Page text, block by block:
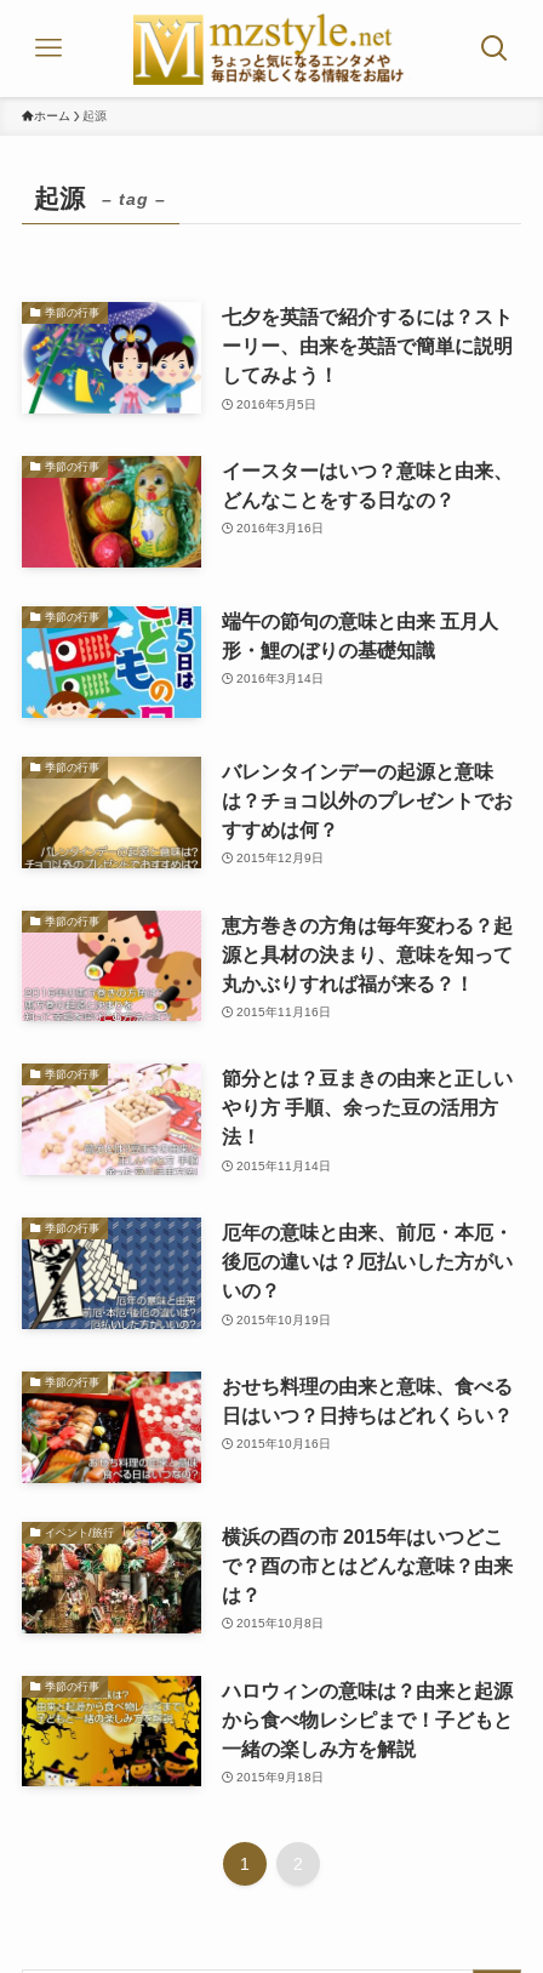
ホーム 起源
起源 – tag –
季節の行事
七夕を英語で紹介するには？スト
ーリー、由来を英語で簡単に説明
してみよう！
2016年5月5日
季節の行事
イースターはいつ？意味と由来、
どんなことをする日なの？
2016年3月16日
季節の行事
端午の節句の意味と由来 五月人
形・鯉のぼりの基礎知識
2016年3月14日
季節の行事
バレンタインデーの起源と意味
は？チョコ以外のプレゼントでお
すすめは何？
2015年12月9日
季節の行事
恵方巻きの方角は毎年変わる？起
源と具材の決まり、意味を知って
丸かぶりすれば福が来る？！
2015年11月16日
季節の行事
節分とは？豆まきの由来と正しい
やり方 手順、余った豆の活用方
法！
2015年11月14日
季節の行事
厄年の意味と由来、前厄・本厄・
後厄の違いは？厄払いした方がい
いの？
2015年10月19日
季節の行事
おせち料理の由来と意味、食べる
日はいつ？日持ちはどれくらい？
2015年10月16日
イベント/旅行
横浜の酉の市 2015年はいつどこ
で？酉の市とはどんな意味？由来
は？
2015年10月8日
季節の行事
ハロウィンの意味は？由来と起源
から食べ物レシピまで！子どもと
一緒の楽しみ方を解説
2015年9月18日
1 2